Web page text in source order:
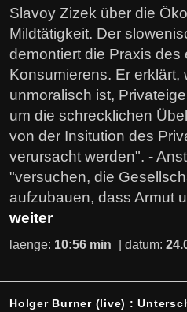
Slavoy Zizek über die
Mildtätigkeit. Der
demontiert die Praxis des
Konsumierens. Er erklärt,
unmoralisch ist,
um die schrecklichen
von der Insitution des
verursacht werden". -
"versuchen, die
aufzubauen, dass Armut
weiter
laenge: 10:56 min | datum:
Holger Burner (live) :